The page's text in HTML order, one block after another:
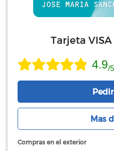
Tarjeta
4.9/5
Mas
Compras en el exterior